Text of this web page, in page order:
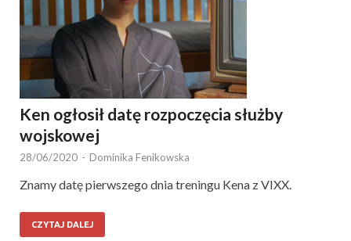
Ken ogłosił datę rozpoczęcia służby
wojskowej
28/06/2020 - Dominika Fenikowska
Znamy datę pierwszego dnia treningu Kena z VIXX.
CZYTAJ DALEJ